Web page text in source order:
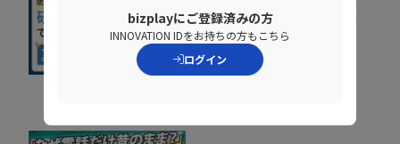
09:34
社内に蔓延していた「便
利な録画」の落とし穴。
正しい活用術とは
NDIソリューションズ株式会社
bizplayにご登録済みの方
INNOVATION IDをお持ちの方もこちら
ログイン